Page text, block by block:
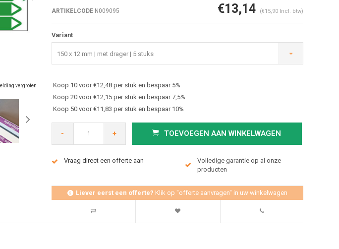
vergroten Afbeelding vergroten
ARTIKELCODEN009095 €13,14 (€15,90 Incl. btw)
Variant
150 x 12 mm | met drager | 5 stuks
Koop 10 voor €12,48 per stuk en bespaar 5%
Koop 20 voor €12,15 per stuk en bespaar 7,5%
Koop 50 voor €11,83 per stuk en bespaar 10%
- + TOEVOEGEN AAN WINKELWAGEN
Vraag direct een offerte aan
Volledige garantie op al onze
producten
Liever eerst een offerte? Klik op "offerte aanvragen" in uw winkelwagen